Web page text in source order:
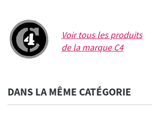
Voir tous les produits
de la marque C4
DANS LA MÊME CATÉGORIE